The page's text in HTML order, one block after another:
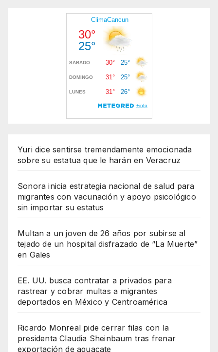
Yuri dice sentirse tremendamente emocionada
sobre su estatua que le harán en Veracruz
Sonora inicia estrategia nacional de salud para
migrantes con vacunación y apoyo psicológico
sin importar su estatus
Multan a un joven de 26 años por subirse al
tejado de un hospital disfrazado de “La Muerte”
en Gales
EE. UU. busca contratar a privados para
rastrear y cobrar multas a migrantes
deportados en México y Centroamérica
Ricardo Monreal pide cerrar filas con la
presidenta Claudia Sheinbaum tras frenar
exportación de aguacate